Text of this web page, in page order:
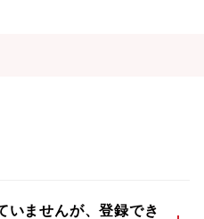
いませんが、登録でき